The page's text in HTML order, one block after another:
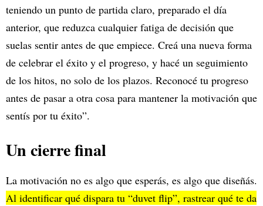
teniendo un punto de partida claro, preparado el día
anterior, que reduzca cualquier fatiga de decisión que
suelas sentir antes de que empiece. Creá una nueva forma
de celebrar el éxito y el progreso, y hacé un seguimiento
de los hitos, no solo de los plazos. Reconocé tu progreso
antes de pasar a otra cosa para mantener la motivación que
sentís por tu éxito”.
Un cierre final
La motivación no es algo que esperás, es algo que diseñás.
Al identificar qué dispara tu “duvet flip”, rastrear qué te da